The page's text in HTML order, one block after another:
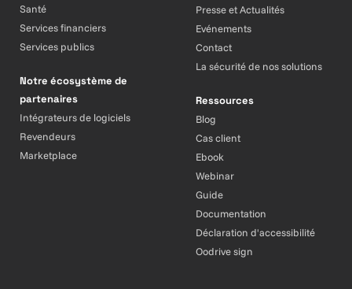
Santé
Services financiers
Services publics
Notre écosystème de
partenaires
Intégrateurs de logiciels
Revendeurs
Marketplace
Presse et Actualités
Evénements
Contact
La sécurité de nos solutions
Ressources
Blog
Cas client
Ebook
Webinar
Guide
Documentation
Déclaration d'accessibilité
Oodrive sign